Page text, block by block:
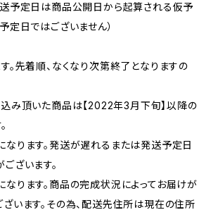
送予定日は商品公開日から起算される仮予
定日ではございません）
。先着順、なくなり次第終了となりますの
み頂いた商品は【2022年3月下旬】以降の
ります。発送が遅れるまたは発送予定日
ざいます。
ります。商品の完成状況によってお届けが
います。その為、配送先住所は現在の住所